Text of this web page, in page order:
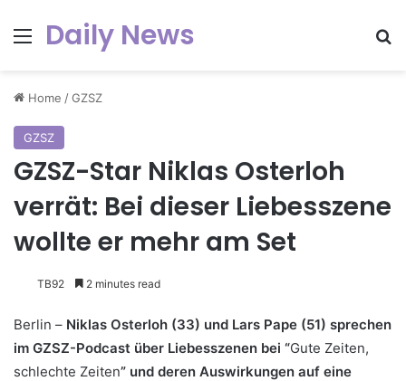
Menu
Daily News
Home /GZSZ
GZSZ
GZSZ-Star Niklas Osterloh
verrät: Bei dieser Liebesszene
wollte er mehr am Set
TB92 2 minutes read
Berlin – Niklas Osterloh (33) und Lars Pape (51) sprechen
im GZSZ-Podcast über Liebesszenen bei “Gute Zeiten,
schlechte Zeiten” und deren Auswirkungen auf eine